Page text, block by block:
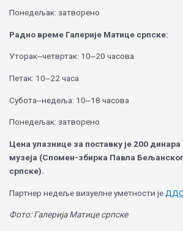
Понедељак: затворено
Радно време Галерије Матице српске:
Уторак‒четвртак: 10‒20 часова
Петак: 10‒22 часа
Субота‒недеља: 10‒18 часова
Понедељак: затворено
Цена улазнице за поставку је 200
музеја (Спомен-збирка Павла
српске).
Партнер недеље визуелне уметности је
Фото: Галерија Матице cрпске